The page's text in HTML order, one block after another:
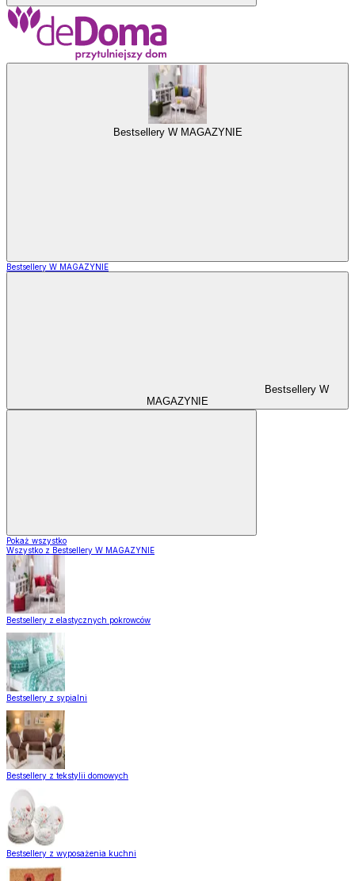
Bestsellery W MAGAZYNIE
Bestsellery W MAGAZYNIE
Bestsellery W
MAGAZYNIE
Pokaż wszystko
Wszystko z Bestsellery W MAGAZYNIE
Bestsellery z elastycznych pokrowców
Bestsellery z sypialni
Bestsellery z tekstylii domowych
Bestsellery z wyposażenia kuchni